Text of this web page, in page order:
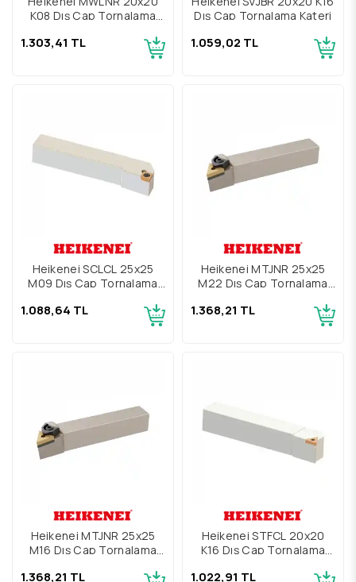
K08 Dış Çap Tornalama
1.303,41 TL
Dış Çap Tornalama Kateri
1.059,02 TL
Heikenei SCLCL 25x25
M09 Dış Çap Tornalama
1.088,64 TL
Heikenei MTJNR 25x25
M22 Dış Çap Tornalama
1.368,21 TL
Heikenei MTJNR 25x25
M16 Dış Çap Tornalama
1.368,21 TL
Heikenei STFCL 20x20
K16 Dış Çap Tornalama
1.022,91 TL